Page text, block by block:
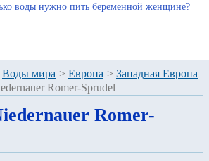
воды нужно пить беременной женщине?
Воды мира > Европа > Западная Европа
Romer-Sprudel
Romer-